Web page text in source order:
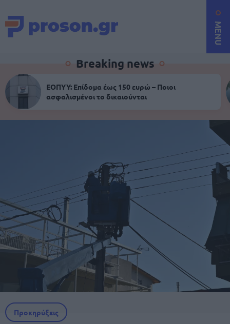
MENU
Breaking news
ΕΟΠΥΥ: Επίδομα έως 150 ευρώ – Ποιοι
ασφαλισμένοι το δικαιούνται
Προκηρύξεις